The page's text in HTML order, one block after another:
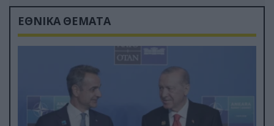
ΕΘΝΙΚΑ ΘΕΜΑΤΑ